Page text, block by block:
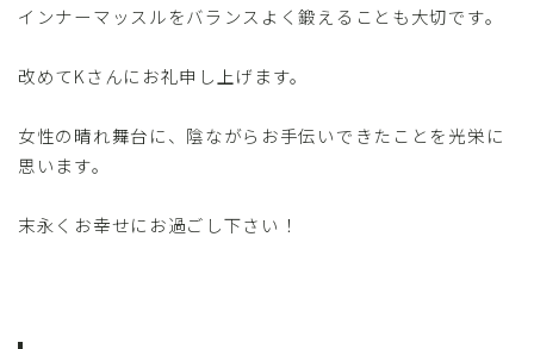
インナーマッスルをバランスよく鍛えることも大切です。
改めてKさんにお礼申し上げます。
女性の晴れ舞台に、陰ながらお手伝いできたことを光栄に
思います。
末永くお幸せにお過ごし下さい！